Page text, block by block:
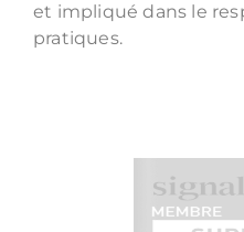
et impliqué dans le
pratiques.